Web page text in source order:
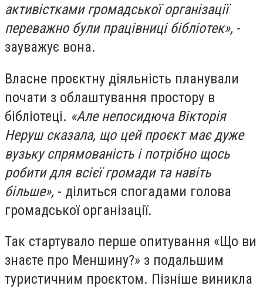
активістками громадської організації
переважно були працівниці бібліотек», -
зауважує вона.
Власне проєктну діяльність планували
почати з облаштування простору в
бібліотеці. «Але непосидюча Вікторія
Неруш сказала, що цей проєкт має дуже
вузьку спрямованість і потрібно щось
робити для всієї громади та навіть
більше», - ділиться спогадами голова
громадської організації.
Так стартувало перше опитування «Що ви
знаєте про Меншину?» з подальшим
туристичним проєктом. Пізніше виникла